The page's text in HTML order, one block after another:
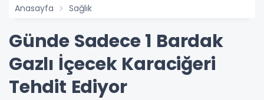
Anasayfa Sağlık
Günde Sadece 1 Bardak
Gazlı İçecek Karaciğeri
Tehdit Ediyor